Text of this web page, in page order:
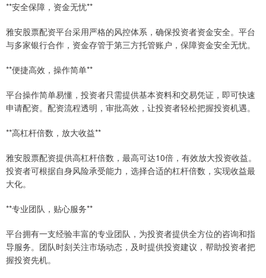
**安全保障，资金无忧**
雅安股票配资平台采用严格的风控体系，确保投资者资金安全。平台
与多家银行合作，资金存管于第三方托管账户，保障资金安全无忧。
**便捷高效，操作简单**
平台操作简单易懂，投资者只需提供基本资料和交易凭证，即可快速
申请配资。配资流程透明，审批高效，让投资者轻松把握投资机遇。
**高杠杆倍数，放大收益**
雅安股票配资提供高杠杆倍数，最高可达10倍，有效放大投资收益。
投资者可根据自身风险承受能力，选择合适的杠杆倍数，实现收益最
大化。
**专业团队，贴心服务**
平台拥有一支经验丰富的专业团队，为投资者提供全方位的咨询和指
导服务。团队时刻关注市场动态，及时提供投资建议，帮助投资者把
握投资先机。